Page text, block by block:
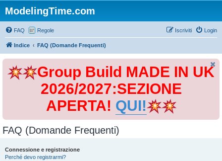
ModelingTime.com
FAQ Regole Login
Iscriviti
Indice FAQ (Domande Frequenti)
Group Build MADE IN UK
2026/2027:SEZIONE
APERTA! QUI!
FAQ (Domande Frequenti)
Connessione e registrazione
Perché devo registrarmi?